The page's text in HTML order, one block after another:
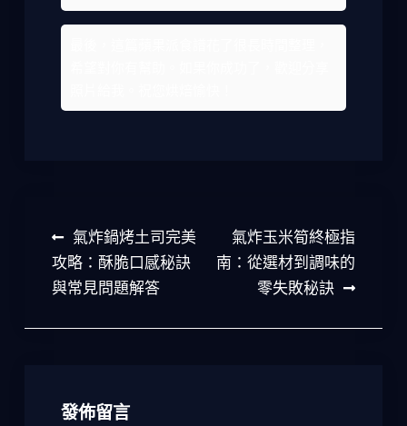
文
章
導
覽
氣炸鍋烤土司完美
攻略：酥脆口感秘訣
與常見問題解答
氣炸玉米筍終極指
南：從選材到調味的
零失敗秘訣
發佈留言